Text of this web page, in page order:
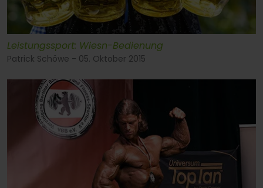
Leistungssport: Wiesn-Bedienung
Patrick Schöwe - 05. Oktober 2015